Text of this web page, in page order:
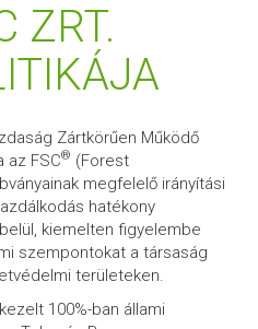
ZRT.
Zártkörűen Működő
az FSC® (Forest
megfelelő irányítási
hatékony
kiemelten figyelembe
szempontokat a társaság
területeken.
100%-ban állami